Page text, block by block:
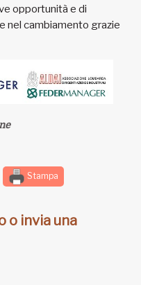
opportunità e di
nel cambiamento grazie
Stampa
o invia una